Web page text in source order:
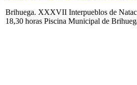
Brihuega. XXXVII Interpueblos de
18,30 horas Piscina Municipal de